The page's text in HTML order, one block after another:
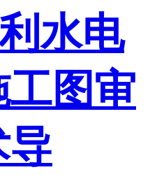
水电
图审
导